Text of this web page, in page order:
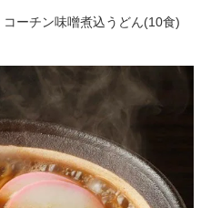
コーチン味噌煮込うどん(10食)